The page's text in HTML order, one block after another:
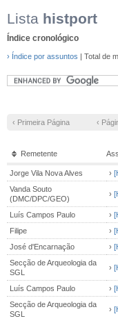
Lista histport
Índice cronológico
› Índice por assuntos | Total de
‹ Primeira Página ‹
Remetente
Jorge Vila Nova Alves ›
Vanda Souto
(DMC/DPC/GEO)
›
Luís Campos Paulo ›
Filipe
›
José d'Encarnação
›
Secção de Arqueologia da
SGL
›
Luís Campos Paulo ›
Secção de Arqueologia da
SGL
›